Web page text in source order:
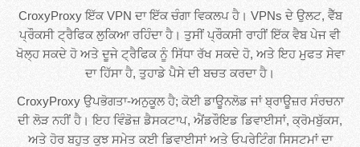
CroxyProxy ਇੱਕ VPN ਦਾ ਇੱਕ ਚੰਗਾ ਵਿਕਲਪ ਹੈ। VPNs ਦੇ ਉਲਟ, ਵੈੱਬ
ਪ੍ਰੌਕਸੀ ਟ੍ਰੈਫਿਕ ਲੁਕਿਆ ਰਹਿੰਦਾ ਹੈ। ਤੁਸੀਂ ਪ੍ਰੌਕਸੀ ਰਾਹੀਂ ਇੱਕ ਵੈਬ ਪੇਜ ਵੀ
ਖੋਲ੍ਹ ਸਕਦੇ ਹੋ ਅਤੇ ਦੂਜੇ ਟ੍ਰੈਫਿਕ ਨੂੰ ਸਿੱਧਾ ਰੱਖ ਸਕਦੇ ਹੋ, ਅਤੇ ਇਹ ਮੁਫਤ ਸੇਵਾ
ਦਾ ਹਿੱਸਾ ਹੈ, ਤੁਹਾਡੇ ਪੈਸੇ ਦੀ ਬਚਤ ਕਰਦਾ ਹੈ।
CroxyProxy ਉਪਭੋਗਤਾ-ਅਨੁਕੂਲ ਹੈ; ਕੋਈ ਡਾਊਨਲੋਡ ਜਾਂ ਬ੍ਰਾਊਜ਼ਰ ਸੰਰਚਨਾ
ਦੀ ਲੋੜ ਨਹੀਂ ਹੈ। ਇਹ ਵਿੰਡੋਜ਼ ਡੈਸਕਟਾਪ, ਐਂਡਰੌਇਡ ਡਿਵਾਈਸਾਂ, ਕ੍ਰੋਮਬੁੱਕਸ,
ਅਤੇ ਹੋਰ ਬਹੁਤ ਕੁਝ ਸਮੇਤ ਕਈ ਡਿਵਾਈਸਾਂ ਅਤੇ ਓਪਰੇਟਿੰਗ ਸਿਸਟਮਾਂ ਦਾ